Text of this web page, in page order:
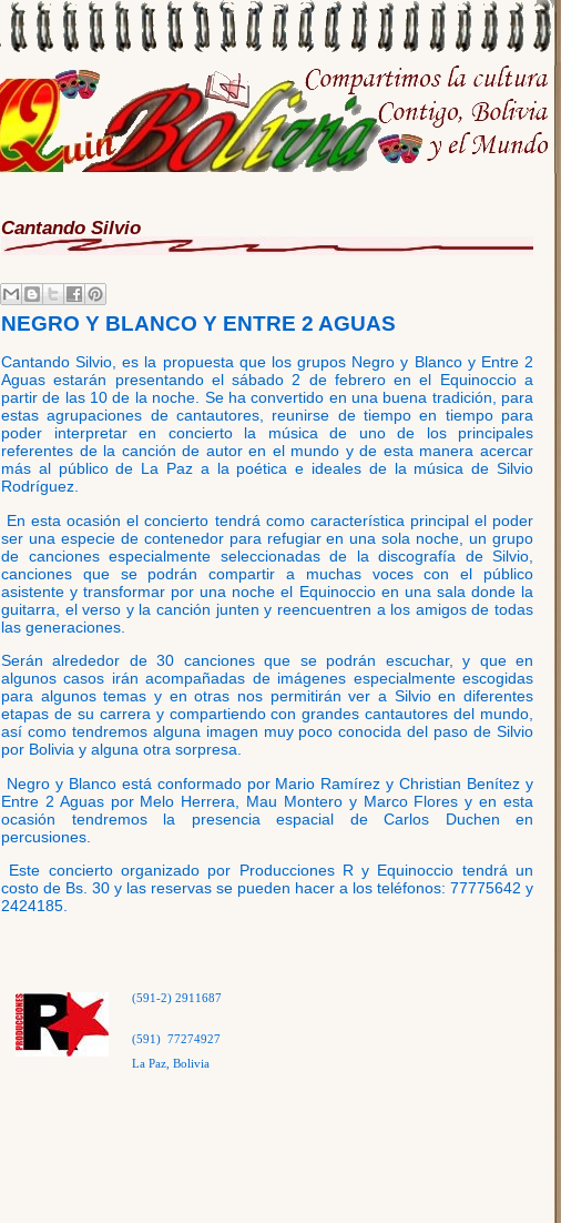
Cantando Silvio
NEGRO Y BLANCO Y ENTRE 2 AGUAS
Cantando Silvio, es la propuesta que los grupos Negro y Blanco y Entre 2
Aguas estarán presentando el sábado 2 de febrero en el Equinoccio a
partir de las 10 de la noche. Se ha convertido en una buena tradición, para
estas agrupaciones de cantautores, reunirse de tiempo en tiempo para
poder interpretar en concierto la música de uno de los principales
referentes de la canción de autor en el mundo y de esta manera acercar
más al público de La Paz a la poética e ideales de la música de Silvio
Rodríguez.
En esta ocasión el concierto tendrá como característica principal el poder
ser una especie de contenedor para refugiar en una sola noche, un grupo
de canciones especialmente seleccionadas de la discografía de Silvio,
canciones que se podrán compartir a muchas voces con el público
asistente y transformar por una noche el Equinoccio en una sala donde la
guitarra, el verso y la canción junten y reencuentren a los amigos de todas
las generaciones.
Serán alrededor de 30 canciones que se podrán escuchar, y que en
algunos casos irán acompañadas de imágenes especialmente escogidas
para algunos temas y en otras nos permitirán ver a Silvio en diferentes
etapas de su carrera y compartiendo con grandes cantautores del mundo,
así como tendremos alguna imagen muy poco conocida del paso de Silvio
por Bolivia y alguna otra sorpresa.
Negro y Blanco está conformado por Mario Ramírez y Christian Benítez y
Entre 2 Aguas por Melo Herrera, Mau Montero y Marco Flores y en esta
ocasión tendremos la presencia espacial de Carlos Duchen en
percusiones.
Este concierto organizado por Producciones R y Equinoccio tendrá un
costo de Bs. 30 y las reservas se pueden hacer a los teléfonos: 77775642 y
2424185.
(591-2) 2911687
(591) 77274927
La Paz, Bolivia